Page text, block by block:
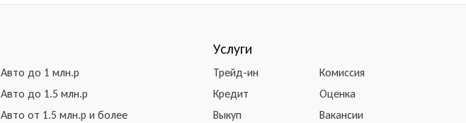
Авто до 1 млн.р
Авто до 1.5 млн.р
Авто от 1.5 млн.р и более
Услуги
Трейд-ин
Кредит
Выкуп
Комиссия
Оценка
Вакансии